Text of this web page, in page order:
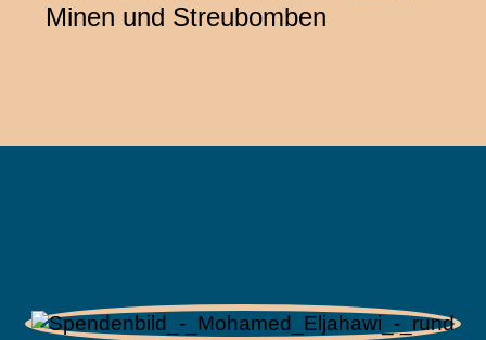
Minen und Streubomben